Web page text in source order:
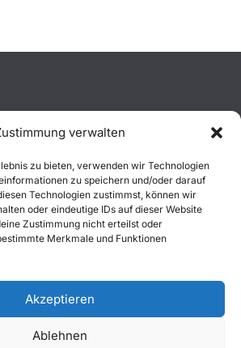
verwalten
zu bieten, verwenden wir Technologien
zu speichern und/oder darauf
Technologien zustimmst, können wir
oder eindeutige IDs auf dieser Website
Zustimmung nicht erteilst oder
Merkmale und Funktionen
Akzeptieren
Ablehnen